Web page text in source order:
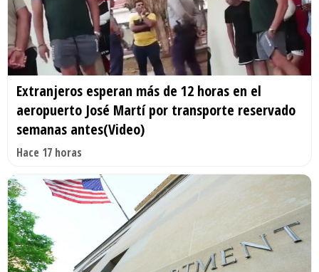
Extranjeros esperan más de 12 horas en el
aeropuerto José Martí por transporte reservado
semanas antes(Video)
Hace 17 horas